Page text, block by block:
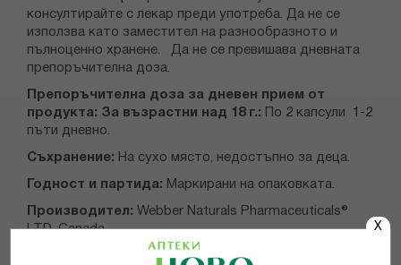
X
консултирайте с лекар преди употреба. Да не се
използва като заместител на разнообразното и
пълноценно хранене. Да не се превишава дневната
препоръчителна доза.
Препоръчителна доза за дневен прием от
продукта: За възрастни над 18 г.:
По 2 капсули 1-2
пъти дневно.
Съхранение: На сухо място, недостъпно за деца.
Годност и партида: Маркирани на опаковката.
Производител: Webber Naturals Pharmaceuticals®
LTD, Canada